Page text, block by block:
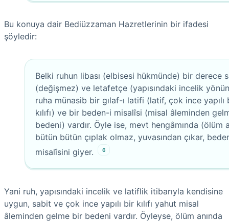
Bu konuya dair Bediüzzaman Hazretlerinin bir ifadesi
şöyledir:
Belki ruhun libası (elbisesi hükmünde) bir derece
(değişmez) ve letafetçe (yapısındaki incelik
ruha münasib bir gılaf-ı latifi (latif, çok ince yapılı
kılıfı) ve bir beden-i misalîsi (misal âleminden
bedeni) vardır. Öyle ise, mevt hengâmında (ölüm
bütün bütün çıplak olmaz, yuvasından çıkar,
misalîsini giyer.
6
Yani ruh, yapısındaki incelik ve latiflik itibarıyla kendisine
uygun, sabit ve çok ince yapılı bir kılıfı yahut misal
âleminden gelme bir bedeni vardır. Öyleyse, ölüm anında